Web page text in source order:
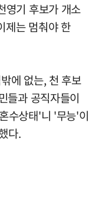
영기 후보가 개소
제는 멈춰야 한
에 없는, 천 후보
들과 공직자들이
수상태'니 '무능'이
다.